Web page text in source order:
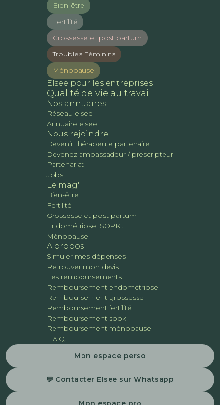
Bien-être
Fertilité
Grossesse et post partum
Troubles Féminins
Ménopause
Elsee pour les entreprises
Qualité de vie au travail
Nos annuaires
Réseau elsee
Annuaire elsee
Nous rejoindre
Devenir thérapeute partenaire
Devenez ambassadeur / prescripteur
Partenariat
Jobs
Le mag'
Bien-être
Fertilité
Grossesse et post-partum
Endométriose, SOPK...
Ménopause
A propos
Simuler mes dépenses
Retrouver mon devis
Les remboursements
Remboursement endométriose
Remboursement grossesse
Remboursement fertilité
Remboursement sopk
Remboursement ménopause
F.A.Q.
Mon espace perso
💬 Contacter Elsee sur Whatsapp
Mon espace pro